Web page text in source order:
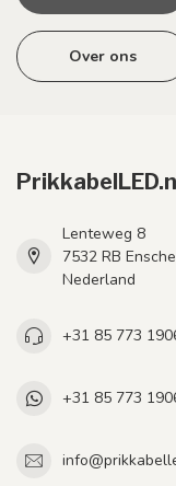
Over ons
Lenteweg 8
7532 RB
Nederland
+31 85 773
+31 85 773